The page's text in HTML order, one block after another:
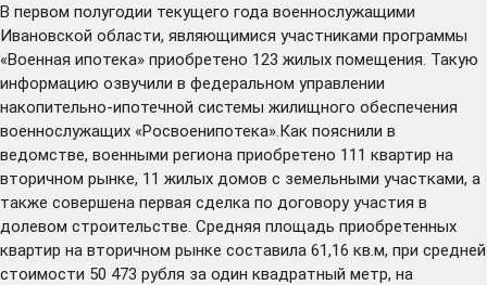
В первом полугодии текущего года военнослужащими
Ивановской области, являющимися участниками программы
«Военная ипотека» приобретено 123 жилых помещения. Такую
информацию озвучили в федеральном управлении
накопительно-ипотечной системы жилищного обеспечения
военнослужащих «Росвоенипотека».Как пояснили в
ведомстве, военными региона приобретено 111 квартир на
вторичном рынке, 11 жилых домов с земельными участками, а
также совершена первая сделка по договору участия в
долевом строительстве. Средняя площадь приобретенных
квартир на вторичном рынке составила 61,16 кв.м, при средней
стоимости 50 473 рубля за один квадратный метр, на